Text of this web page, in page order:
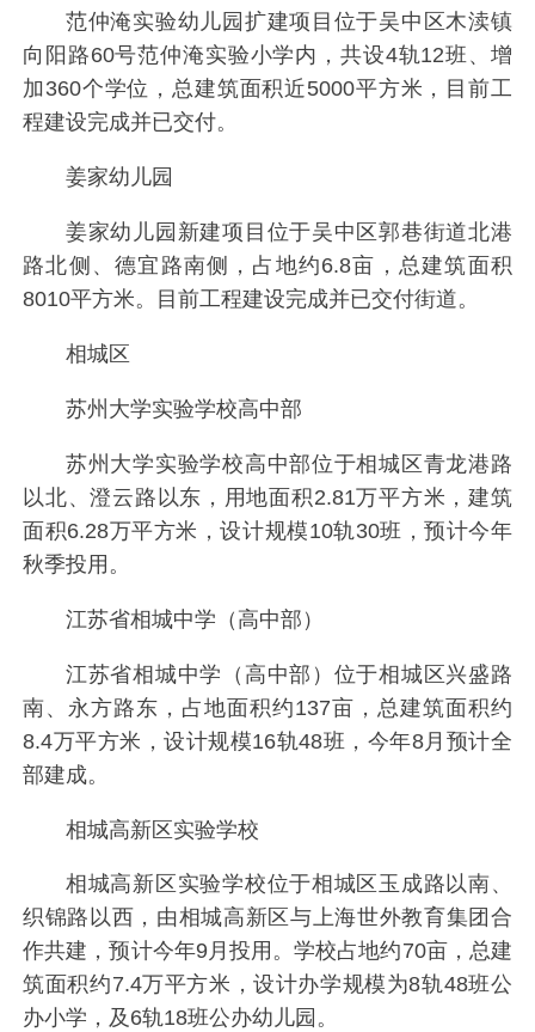
范仲淹实验幼儿园扩建项目位于吴中区木渎镇
向阳路60号范仲淹实验小学内，共设4轨12班、增
加360个学位，总建筑面积近5000平方米，目前工
程建设完成并已交付。
姜家幼儿园
姜家幼儿园新建项目位于吴中区郭巷街道北港
路北侧、德宜路南侧，占地约6.8亩，总建筑面积
8010平方米。目前工程建设完成并已交付街道。
相城区
苏州大学实验学校高中部
苏州大学实验学校高中部位于相城区青龙港路
以北、澄云路以东，用地面积2.81万平方米，建筑
面积6.28万平方米，设计规模10轨30班，预计今年
秋季投用。
江苏省相城中学（高中部）
江苏省相城中学（高中部）位于相城区兴盛路
南、永方路东，占地面积约137亩，总建筑面积约
8.4万平方米，设计规模16轨48班，今年8月预计全
部建成。
相城高新区实验学校
相城高新区实验学校位于相城区玉成路以南、
织锦路以西，由相城高新区与上海世外教育集团合
作共建，预计今年9月投用。学校占地约70亩，总建
筑面积约7.4万平方米，设计办学规模为8轨48班公
办小学，及6轨18班公办幼儿园。